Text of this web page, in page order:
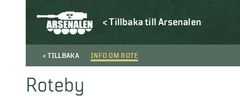
< Tillbaka till Arsenalen
< TILLBAKA INFO OM ROTE
Roteby